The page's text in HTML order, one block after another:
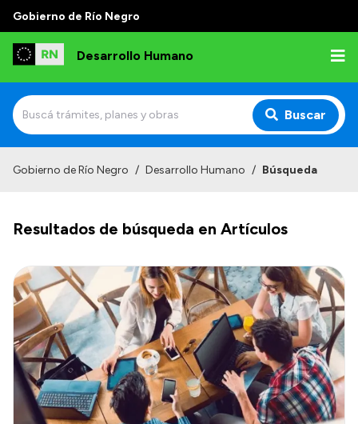
Gobierno de Río Negro
Desarrollo Humano
Buscar
Misión
Autoridades
Delegaciones
Normativa
Transparencia
Presupuesto
Gobierno de Río Negro / Desarrollo Humano / Búsqueda
Resultados de búsqueda en Artículos